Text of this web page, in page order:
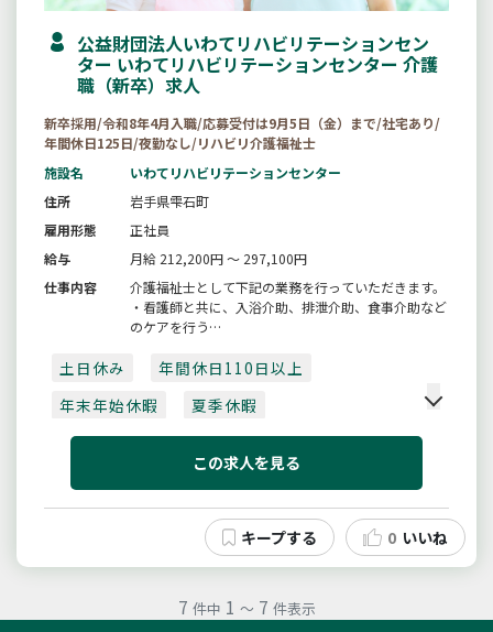
公益財団法人いわてリハビリテーションセン
ター いわてリハビリテーションセンター 介護
職（新卒）求人
新卒採用/令和8年4月入職/応募受付は9月5日（金）まで/社宅あり/
年間休日125日/夜勤なし/リハビリ介護福祉士
施設名
いわてリハビリテーションセンター
住所
岩手県雫石町
雇用形態
正社員
給与
月給 212,200円 ～ 297,100円
仕事内容
介護福祉士として下記の業務を行っていただきます。
・看護師と共に、入浴介助、排泄介助、食事介助など
のケアを行う
・入院患者のレクリエーション活動の企画・運営
土日休み
年間休日110日以上
年末年始休暇
夏季休暇
入社後すぐ有給取得可
賞与あり
夜勤なし
車通勤可
ブランク可
この求人を見る
0 いいね
7 件中 1 ～ 7 件表示